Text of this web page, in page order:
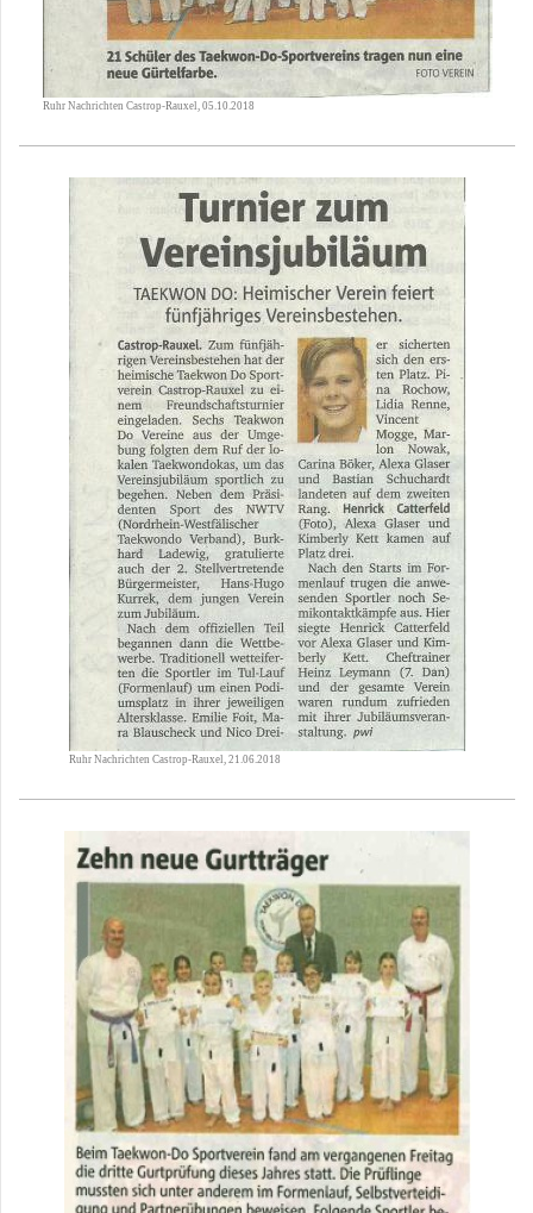
Ruhr Nachrichten Castrop-Rauxel, 05.10.2018
Ruhr Nachrichten Castrop-Rauxel, 21.06.2018